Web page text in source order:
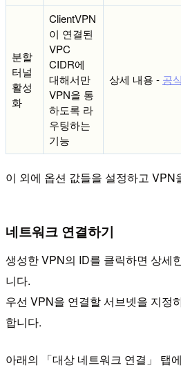
분할
터널
활성
화
ClientVPN
이 연결된
VPC
CIDR에
대해서만
VPN을 통
하도록 라
우팅하는
기능
상세 내용 - 공
이 외에 옵션 값들을 설정하고 VPN
네트워크 연결하기
생성한 VPN의 ID를 클릭하면 상세
니다.
우선 VPN을 연결할 서브넷을 지정
합니다.
아래의 「대상 네트워크 연결」 탭